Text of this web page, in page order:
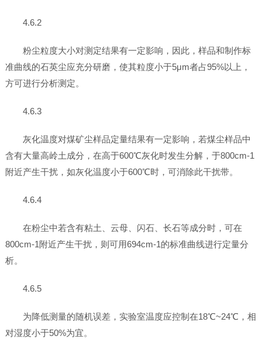
4.6.2
粉尘粒度大小对测定结果有一定影响，因此，样品和制作标
准曲线的石英尘应充分研磨，使其粒度小于5μm者占95%以上，
方可进行分析测定。
4.6.3
灰化温度对煤矿尘样品定量结果有一定影响，若煤尘样品中
含有大量高岭土成分，在高于600℃灰化时发生分解，于800cm-1
附近产生干扰，如灰化温度小于600℃时，可消除此干扰带。
4.6.4
在粉尘中若含有粘土、云母、闪石、长石等成分时，可在
800cm-1附近产生干扰，则可用694cm-1的标准曲线进行定量分
析。
4.6.5
为降低测量的随机误差，实验室温度应控制在18℃~24℃，相
对湿度小于50%为宜。